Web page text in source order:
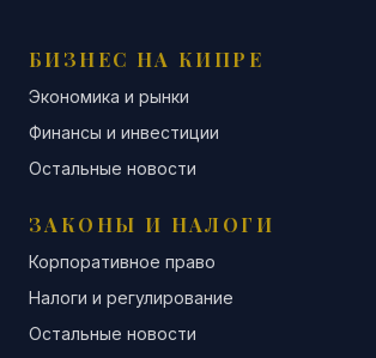
БИЗНЕС НА КИПРЕ
Экономика и рынки
Финансы и инвестиции
Остальные новости
ЗАКОНЫ И НАЛОГИ
Корпоративное право
Налоги и регулирование
Остальные новости